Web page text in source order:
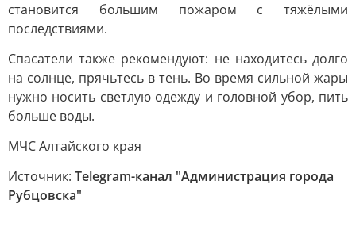
становится большим пожаром с тяжёлыми
последствиями.
Спасатели также рекомендуют: не находитесь долго
на солнце, прячьтесь в тень. Во время сильной жары
нужно носить светлую одежду и головной убор, пить
больше воды.
МЧС Алтайского края
Источник: Telegram-канал "Администрация города
Рубцовска"